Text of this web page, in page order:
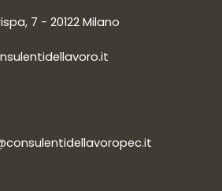
7 - 20122 Milano